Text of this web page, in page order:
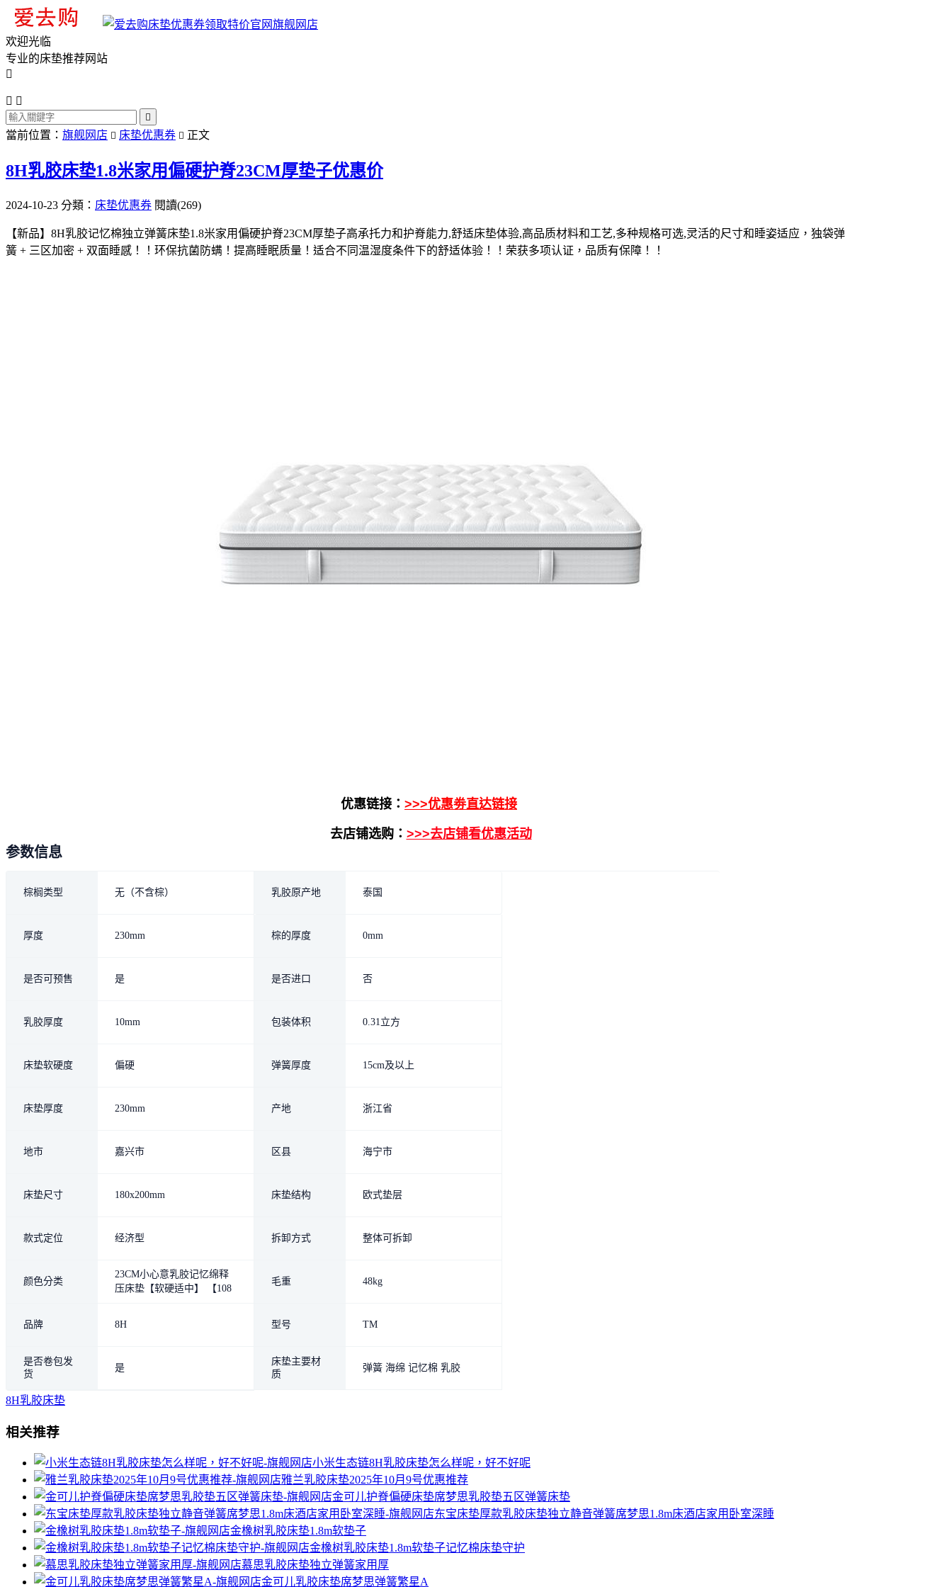
旗舰网店
欢迎光临
专业的床垫推荐网站

 

當前位置： 旗舰网店  床垫优惠券  正文
8H乳胶床垫1.8米家用偏硬护脊23CM厚垫子优惠价
2024-10-23 分類： 床垫优惠券 閱讀(269)
【新品】8H乳胶记忆棉独立弹簧床垫1.8米家用偏硬护脊23CM厚垫子高承托力和护脊能力,舒适床垫体验,高品质材料和工艺,多种规格可选,灵活的尺寸和睡姿适应，独袋弹
簧 + 三区加密 + 双面睡感！！环保抗菌防螨！提高睡眠质量！适合不同温湿度条件下的舒适体验！！荣获多项认证，品质有保障！！
优惠链接： >>>优惠劵直达链接
去店铺选购： >>>去店铺看优惠活动
参数信息
棕榈类型 无（不含棕） 乳胶原产地 泰国
厚度 230mm 棕的厚度 0mm
是否可预售 是 是否进口 否
乳胶厚度 10mm 包装体积 0.31立方
床垫软硬度 偏硬 弹簧厚度 15cm及以上
床垫厚度 230mm 产地 浙江省
地市 嘉兴市 区县 海宁市
床垫尺寸 180x200mm 床垫结构 欧式垫层
款式定位 经济型 拆卸方式 整体可拆卸
颜色分类
23CM小心意乳胶记忆绵释
压床垫【软硬适中】 【108
防螨】
毛重 48kg
品牌 8H 型号 TM
是否卷包发
货
是
床垫主要材
质
弹簧 海绵 记忆棉 乳胶
8H乳胶床垫
相关推荐
小米生态链8H乳胶床垫怎么样呢，好不好呢
雅兰乳胶床垫2025年10月9号优惠推荐
金可儿护脊偏硬床垫席梦思乳胶垫五区弹簧床垫
东宝床垫厚款乳胶床垫独立静音弹簧席梦思1.8m床酒店家用卧室深睡
金橡树乳胶床垫1.8m软垫子
金橡树乳胶床垫1.8m软垫子记忆棉床垫守护
慕思乳胶床垫独立弹簧家用厚
金可儿乳胶床垫席梦思弹簧繁星A